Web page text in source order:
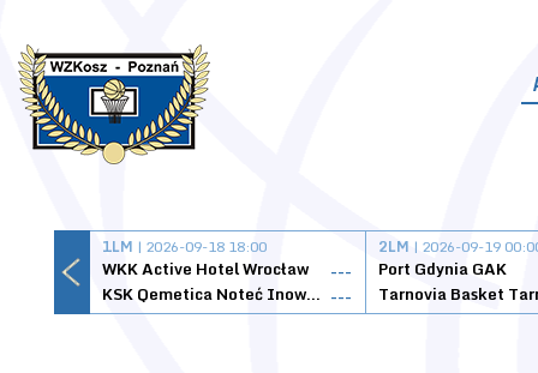
1LM | 2026-09-18 18:00
WKK Active Hotel Wrocław
---
KSK Qemetica Noteć Inowrocław ---
2LM | 2026-09-19
Port Gdynia GAK